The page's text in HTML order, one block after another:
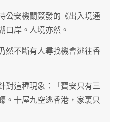
公安機關簽發的《出入境通
口岸。人境亦然。
然不斷有人尋找機會逃往香
對這種現象：「寶安只有三
。十屋九空逃香港，家裏只